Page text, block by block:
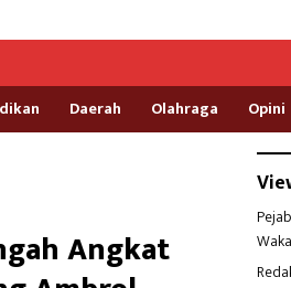
Daerah Olahraga Opini
Angkat